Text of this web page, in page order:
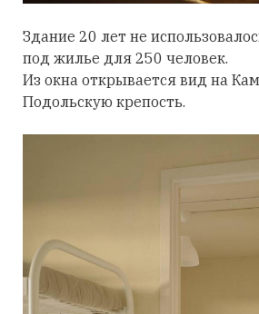
Здание 20 лет не
под жилье для 250 человек.
Из окна открывается вид на
Подольскую крепость.